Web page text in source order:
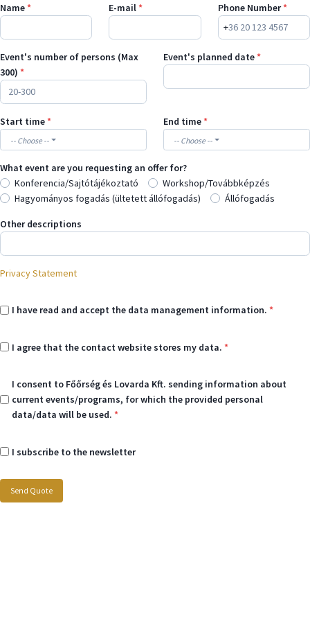
Name* E-mail* Phone Number*
+
Event's number of persons (Max
300) *
Event's planned date*
Start time*
-- Choose --
End time*
-- Choose --
What event are you requesting an offer for?
Konferencia/Sajtótájékoztató
Workshop/Továbbképzés
Hagyományos fogadás (ültetett állófogadás)
Állófogadás
Other descriptions
Privacy Statement
I have read and accept the data management information.*
I agree that the contact website stores my data.*
I consent to Főőrség és Lovarda Kft. sending information about
current events/programs, for which the provided personal
data/data will be used.*
I subscribe to the newsletter
Send Quote